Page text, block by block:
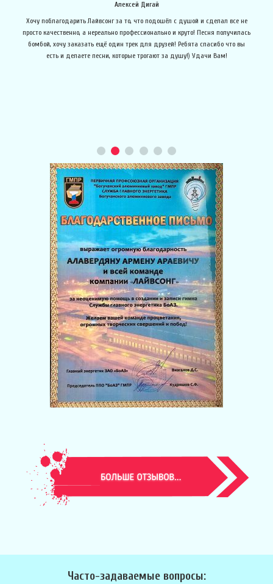
Алексей Дигай
Хочу поблагодарить Лайвсонг за то, что подошёл с душой и сделал все не
просто качественно, а нереально профессионально и круто! Песня получилась
бомбой, хочу заказать ещё один трек для друзей! Ребята спасибо что вы
есть и делаете песни, которые трогают за душу!) Удачи Вам!
Часто-задаваемые вопросы: